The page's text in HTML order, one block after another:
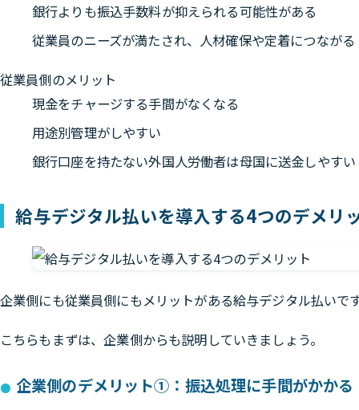
銀行よりも振込手数料が抑えられる可能性がある
従業員のニーズが満たされ、人材確保や定着につながる
従業員側のメリット
現金をチャージする手間がなくなる
用途別管理がしやすい
銀行口座を持たない外国人労働者は母国に送金しやすい
給与デジタル払いを導入する4つのデメリ
企業側にも従業員側にもメリットがある給与デジタル払いで
こちらもまずは、企業側からも説明していきましょう。
企業側のデメリット①：振込処理に手間がかかる